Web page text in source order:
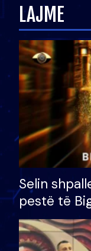
LAJME
Selin
pestë të
çmimin e